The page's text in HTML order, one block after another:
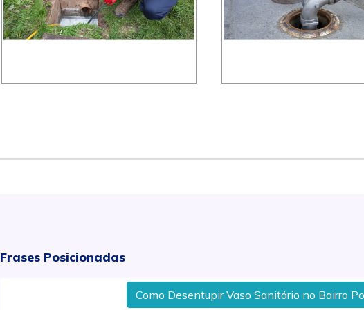
Frases Posicionadas
Como Desentupir Vaso Sanitário no Bairro